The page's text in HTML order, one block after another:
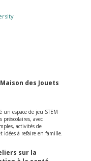
des Jouets
un espace de jeu STEM
préscolaires, avec
activités de
idées à refaire en famille.
sur la